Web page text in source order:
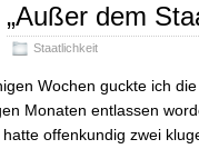
„Außer dem
Staatlichkeit
Wochen guckte ich die
Monaten entlassen
offenkundig zwei